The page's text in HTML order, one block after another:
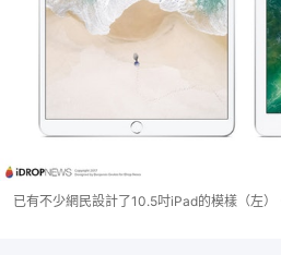
已有不少網民設計了10.5吋iPad的模樣（左）